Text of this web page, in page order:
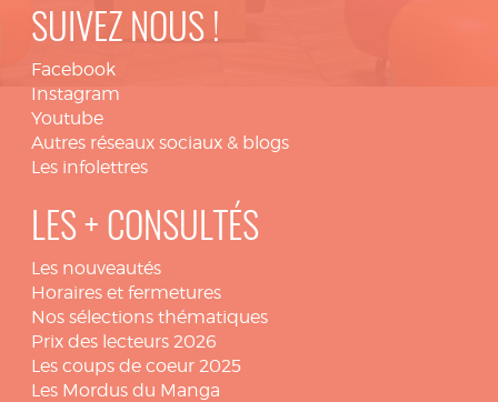
SUIVEZ NOUS !
Facebook
Instagram
Youtube
Autres réseaux sociaux & blogs
Les infolettres
LES + CONSULTÉS
Les nouveautés
Horaires et fermetures
Nos sélections thématiques
Prix des lecteurs 2026
Les coups de coeur 2025
Les Mordus du Manga